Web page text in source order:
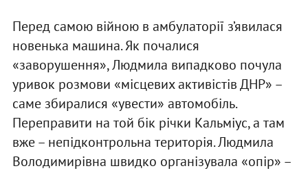
Перед самою війною в амбулаторії з’явилася
новенька машина. Як почалися
«заворушення», Людмила випадково почула
уривок розмови «місцевих активістів ДНР» –
саме збиралися «увести» автомобіль.
Переправити на той бік річки Кальміус, а там
вже – непідконтрольна територія. Людмила
Володимирівна швидко організувала «опір» –